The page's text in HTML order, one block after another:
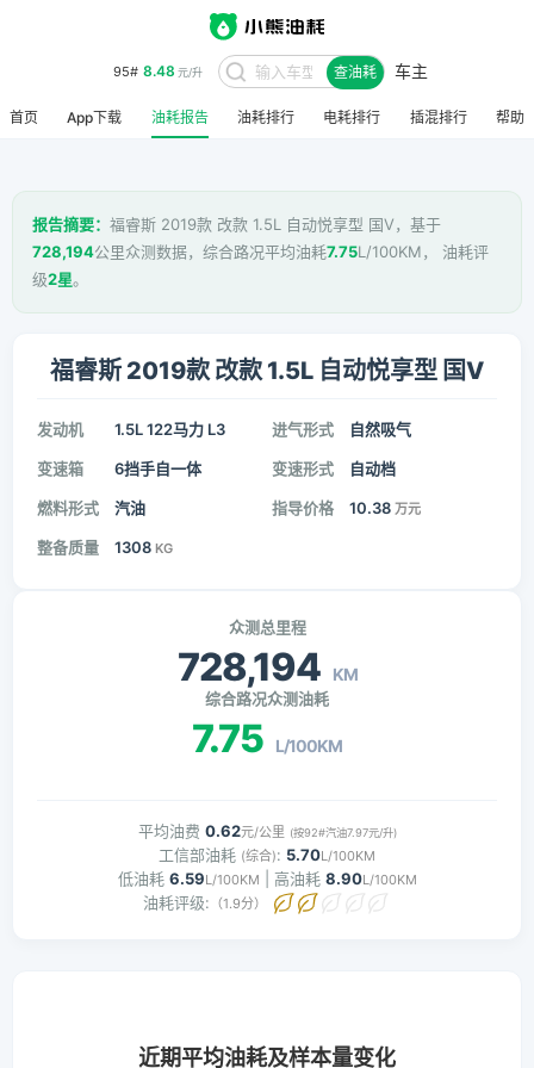
95# 8.48 元/升 查油耗 车主
首页 App下载 油耗报告 油耗排行 电耗排行 插混排行 帮助
报告摘要： 福睿斯 2019款 改款 1.5L 自动悦享型 国V，基于
728,194公里众测数据，综合路况平均油耗7.75L/100KM， 油耗评
级2星。
福睿斯 2019款 改款 1.5L 自动悦享型 国V
发动机 1.5L 122马力 L3 进气形式 自然吸气
变速箱 6挡手自一体 变速形式 自动档
燃料形式 汽油 指导价格 10.38 万元
整备质量 1308 KG
众测总里程
728,194 KM
综合路况众测油耗
7.75 L/100KM
平均油费 0.62元/公里 (按92#汽油7.97元/升)
工信部油耗 (综合): 5.70L/100KM
低油耗 6.59L/100KM | 高油耗 8.90L/100KM
油耗评级: （1.9分）